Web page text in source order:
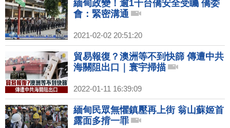
緬甸政變！逾1千台僑安全受矚 僑委
會：緊密溝通
2021-02-02 20:51:20
貿易報復？澳洲等不到快篩 傳遭中共
海關阻出口｜寰宇掃描
2022-01-11 16:39:09
緬甸民眾無懼鎮壓再上街 翁山蘇姬首
露面多揹一罪